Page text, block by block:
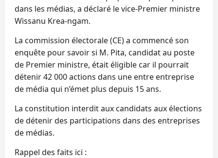
dans les médias, a déclaré le vice-Premier ministre
Wissanu Krea-ngam.
La commission électorale (CE) a commencé son
enquête pour savoir si M. Pita, candidat au poste
de Premier ministre, était éligible car il pourrait
détenir 42 000 actions dans une entre entreprise
de média qui n’émet plus depuis 15 ans.
La constitution interdit aux candidats aux élections
de détenir des participations dans des entreprises
de médias.
Rappel des faits ici :